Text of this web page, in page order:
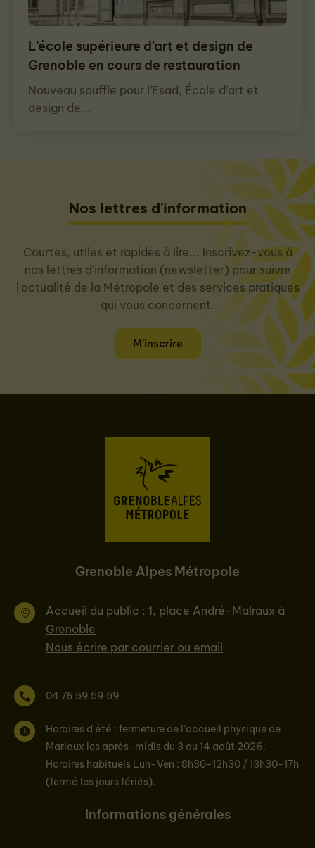
L’école supérieure d’art et design de
Grenoble en cours de restauration
Nouveau souffle pour l’Esad, École d’art et
design de...
Nos lettres d'information
Courtes, utiles et rapides à lire... Inscrivez-vous à
nos lettres d'information (newsletter) pour suivre
l'actualité de la Métropole et des services pratiques
qui vous concernent.
M'inscrire
Grenoble Alpes Métropole
Accueil du public : 1, place André-Malraux à
Grenoble
Nous écrire par courrier ou email
04 76 59 59 59
Horaires d'été : fermeture de l’accueil physique de
Marlaux les après-midis du 3 au 14 août 2026.
Horaires habituels Lun-Ven : 8h30-12h30 / 13h30-17h
(fermé les jours fériés).
Informations générales